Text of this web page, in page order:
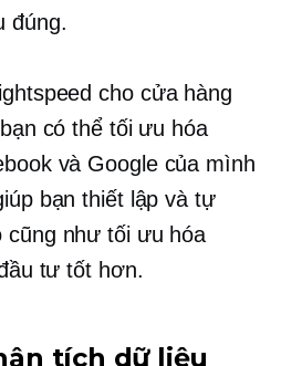
đúng.
cho cửa hàng
có thể tối ưu hóa
và Google của mình
bạn thiết lập và tự
cũng như tối ưu hóa
tư tốt hơn.
tích dữ liệu